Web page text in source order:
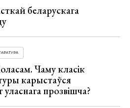
беларускага
Чаму класік
карыстаўся
уласнага прозвішча?